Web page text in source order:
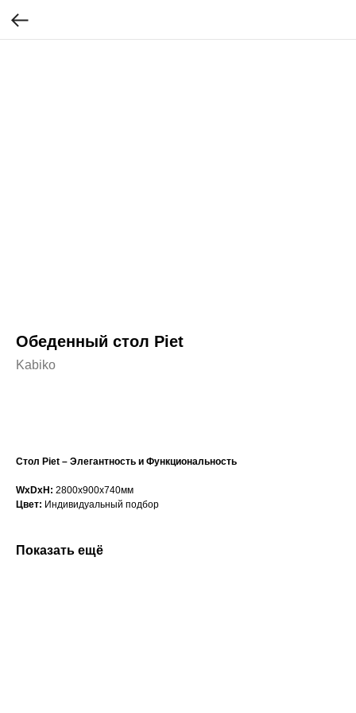
Обеденный стол Piet
Kabiko
Стол Piet – Элегантность и Функциональность
WxDxH: 2800x900x740мм
Цвет: Индивидуальный подбор
Показать ещё